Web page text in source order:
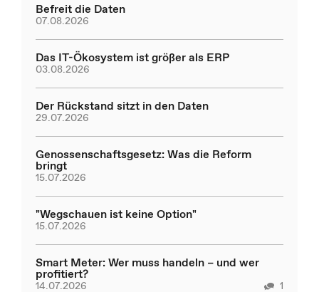
Befreit die Daten
07.08.2026
Das IT-Ökosystem ist größer als ERP
03.08.2026
Der Rückstand sitzt in den Daten
29.07.2026
Genossenschaftsgesetz: Was die Reform
bringt
15.07.2026
"Wegschauen ist keine Option"
15.07.2026
Smart Meter: Wer muss handeln – und wer
profitiert?
14.07.2026 1